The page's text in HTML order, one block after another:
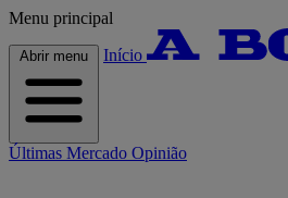
Menu principal
Abrir menu Início
Últimas Mercado Opinião